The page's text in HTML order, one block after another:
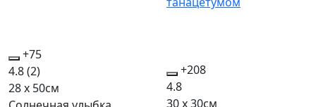
+75
4.8(2)
28 x 50см
+208
4.8
30 x 30см